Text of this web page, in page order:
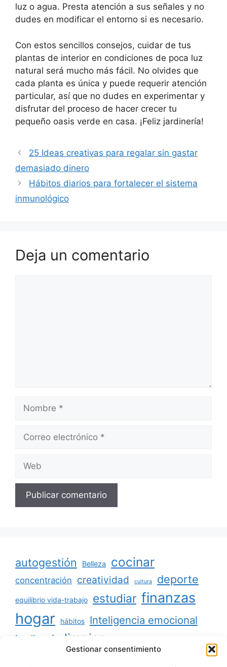
Gestionar consentimiento
luz o agua. Presta atención a sus señales y no
dudes en modificar el entorno si es necesario.
Con estos sencillos consejos, cuidar de tus
plantas de interior en condiciones de poca luz
natural será mucho más fácil. No olvides que
cada planta es única y puede requerir atención
particular, así que no dudes en experimentar y
disfrutar del proceso de hacer crecer tu
pequeño oasis verde en casa. ¡Feliz jardinería!
25 Ideas creativas para regalar sin gastar
demasiado dinero
Hábitos diarios para fortalecer el sistema
inmunológico
Deja un comentario
electrónico
autogestión Belleza cocinar
concentración creatividad cultura deporte
equilibrio vida-trabajo estudiar finanzas
hogar hábitos Inteligencia emocional
jardinería limpiar
minimalismo niños